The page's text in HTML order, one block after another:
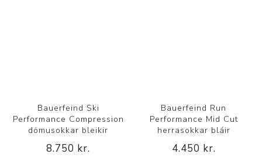
Bauerfeind Ski
Performance Compression
dömusokkar bleikir
8.750 kr.
Bauerfeind Run
Performance Mid Cut
herrasokkar bláir
4.450 kr.